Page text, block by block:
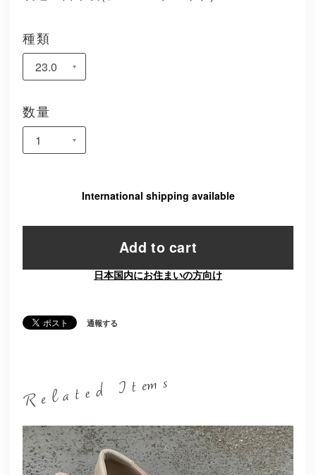
種類
数量
International shipping available
Add to cart
日本国内にお住まいの方向け
通報する